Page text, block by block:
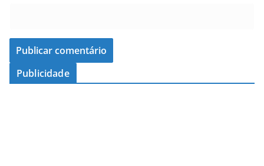
Publicidade